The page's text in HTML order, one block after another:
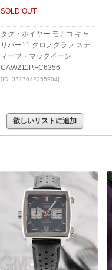
SOLD OUT
タグ・ホイヤー モナコ キャ
リバー11 クロノグラフ ステ
ィーブ・マックイーン
CAW211P.FC6356
[ID: 3717012255904]
欲しいリストに追加